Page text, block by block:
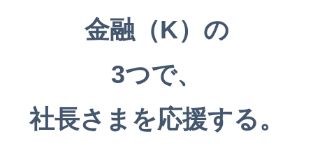
金融（K）の
3つで、
社長さまを応援する。